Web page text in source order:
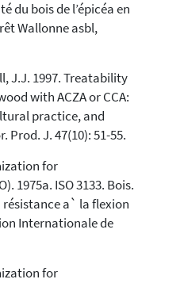
du bois de l’épicéa en
Wallonne asbl,
J.J. 1997. Treatability
with ACZA or CCA:
practice, and
Prod. J. 47(10): 51-55.
for
1975a. ISO 3133. Bois.
a` la flexion
Internationale de
for